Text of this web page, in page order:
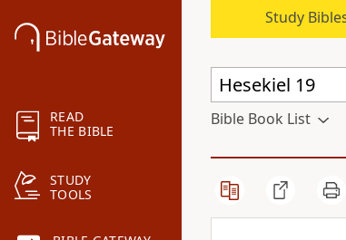
READ
THE BIBLE
STUDY
TOOLS
Study
Bible Book List